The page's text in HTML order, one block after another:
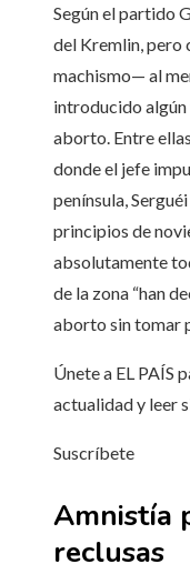
Según el partido
del Kremlin, pero
machismo— al
introducido
aborto. Entre
donde el jefe
península,
principios de
absolutamente
de la zona “han
aborto sin tomar
Únete a EL PAÍS
actualidad y leer
Suscríbete
Amnistía
reclusas